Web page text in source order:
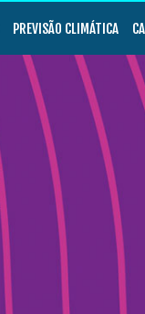
PREVISÃO CLIMÁTICA